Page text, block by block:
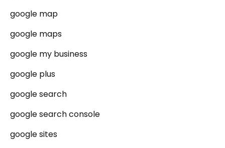
google map
google maps
google my business
google plus
google search
google search console
google sites